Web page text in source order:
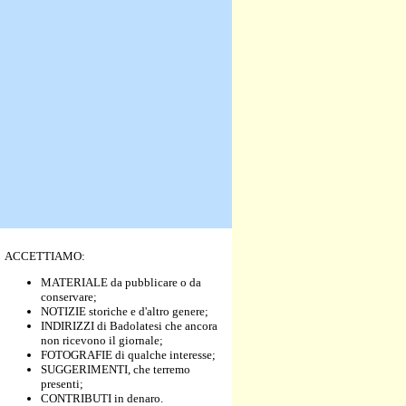
ACCETTIAMO:
MATERIALE da pubblicare o da
conservare;
NOTIZIE storiche e d'altro genere;
INDIRIZZI di Badolatesi che ancora
non ricevono il giornale;
FOTOGRAFIE di qualche interesse;
SUGGERIMENTI, che terremo
presenti;
CONTRIBUTI in denaro.